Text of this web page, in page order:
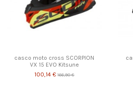
casco moto cross SCORPION
VX 15 EVO Kitsune
100,14 € 166,90 €